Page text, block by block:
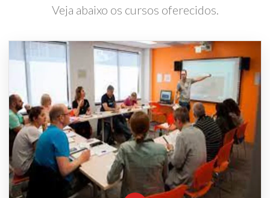
Veja abaixo os cursos oferecidos.